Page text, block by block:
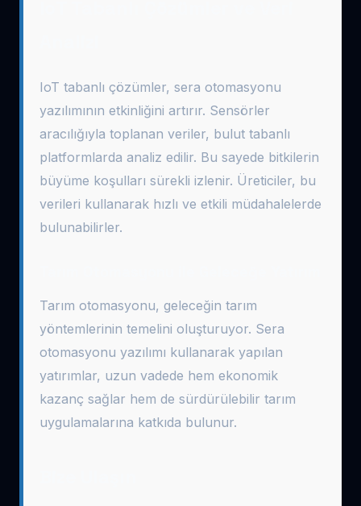
IoT tabanlı çözümler, sera otomasyonu
yazılımının etkinliğini artırır. Sensörler
aracılığıyla toplanan veriler, bulut tabanlı
platformlarda analiz edilir. Bu sayede bitkilerin
büyüme koşulları sürekli izlenir. Üreticiler, bu
verileri kullanarak hızlı ve etkili müdahalelerde
bulunabilirler.
Tarım otomasyonu, geleceğin tarım
yöntemlerinin temelini oluşturuyor. Sera
otomasyonu yazılımı kullanarak yapılan
yatırımlar, uzun vadede hem ekonomik
kazanç sağlar hem de sürdürülebilir tarım
uygulamalarına katkıda bulunur.